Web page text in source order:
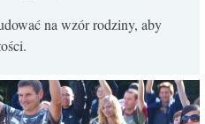
na wzór rodziny, aby